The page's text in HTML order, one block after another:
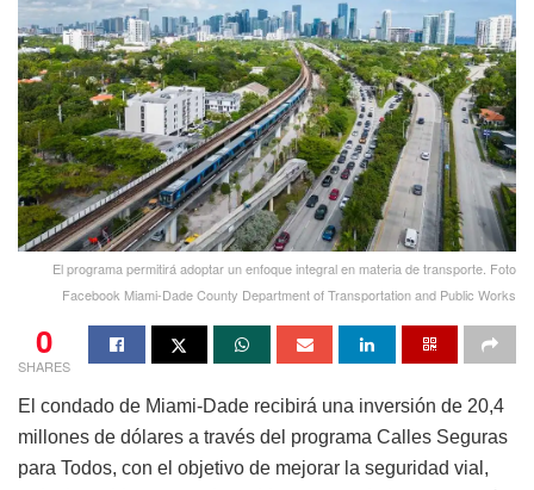
El programa permitirá adoptar un enfoque integral en materia de transporte. Foto
Facebook Miami-Dade County Department of Transportation and Public Works
0
SHARES
El condado de Miami-Dade recibirá una inversión de 20,4
millones de dólares a través del programa Calles Seguras
para Todos, con el objetivo de mejorar la seguridad vial,